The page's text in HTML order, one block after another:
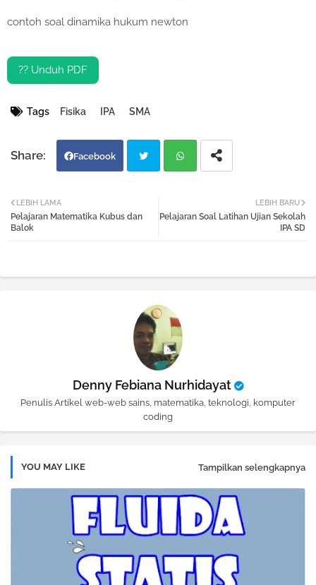
contoh soal dinamika hukum newton
?? Unduh PDF
Tags Fisika IPA SMA
Facebook
tter atsa
LEBIH BARU
Pelajaran Soal Latihan Ujian Sekolah
IPA SD
LEBIH LAMA
Pelajaran Matematika Kubus dan
Balok
Denny Febiana Nurhidayat
Penulis Artikel web-web sains, matematika, teknologi, komputer
coding
YOU MAY LIKE Tampilkan selengkapnya